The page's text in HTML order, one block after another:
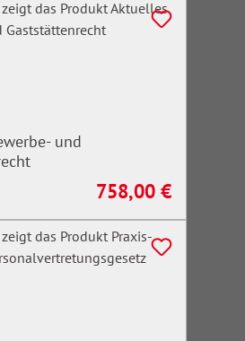
und
Regulärer Preis:
758,00 €